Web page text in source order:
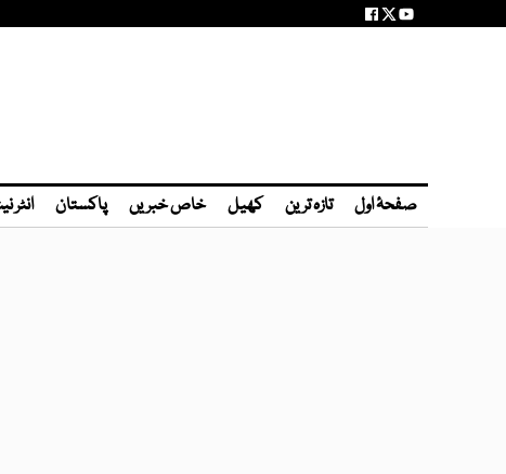
صفحۂ اول تازہ ترین کھیل خاص خبریں پاکستان انٹر